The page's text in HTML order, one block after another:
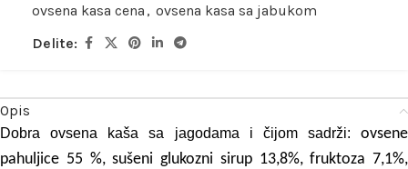
ovsena kasa cena , ovsena kasa sa jabukom
Delite:
Opis
Dobra ovsena kaša sa jagodama i čijom sadrži: ovsene
pahuljice 55 %, sušeni glukozni sirup 13,8%, fruktoza 7,1%,